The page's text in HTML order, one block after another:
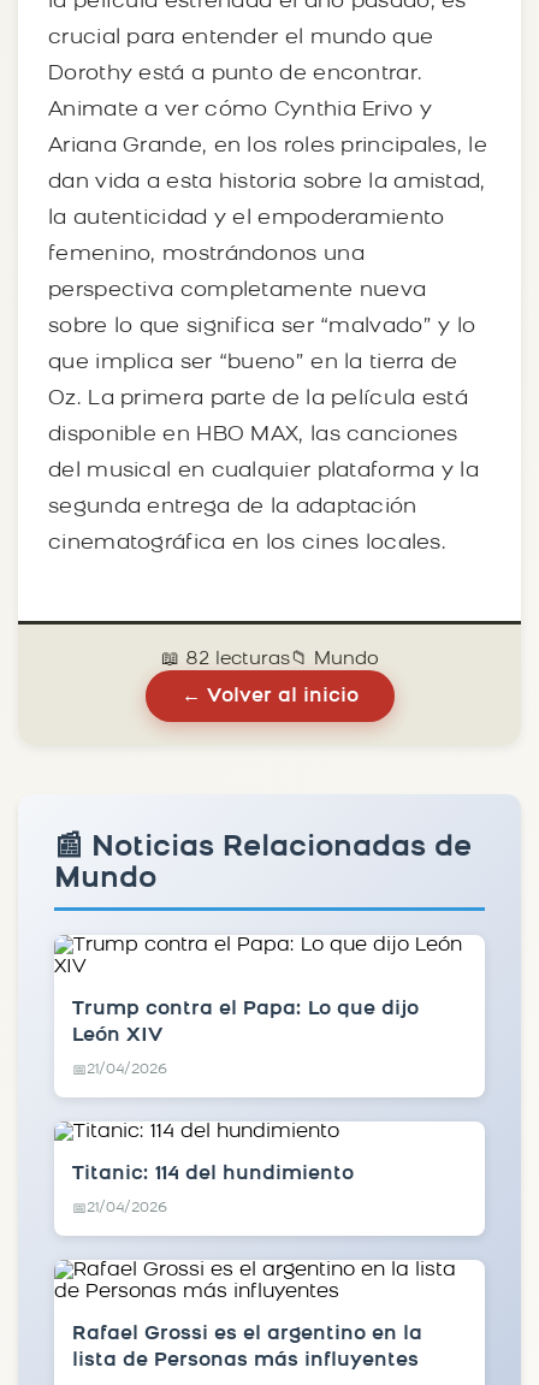
crucial para entender el mundo que
Dorothy está a punto de encontrar.
Animate a ver cómo Cynthia Erivo y
Ariana Grande, en los roles principales, le
dan vida a esta historia sobre la amistad,
la autenticidad y el empoderamiento
femenino, mostrándonos una
perspectiva completamente nueva
sobre lo que significa ser “malvado” y lo
que implica ser “bueno” en la tierra de
Oz. La primera parte de la película está
disponible en HBO MAX, las canciones
del musical en cualquier plataforma y la
segunda entrega de la adaptación
cinematográfica en los cines locales.
📖 82 lecturas📁 Mundo
← Volver al inicio
📰 Noticias Relacionadas de
Mundo
Trump contra el Papa: Lo que dijo
León XIV
📅21/04/2026
Titanic: 114 del hundimiento
📅21/04/2026
Rafael Grossi es el argentino en la
lista de Personas más influyentes